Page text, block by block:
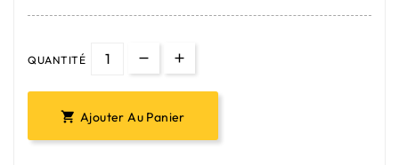
QUANTITÉ
 Ajouter Au Panier